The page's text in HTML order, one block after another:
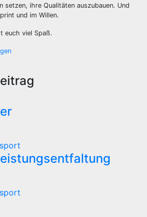
setzen, ihre Qualitäten auszubauen. Und
und im Willen.
euch viel Spaß.